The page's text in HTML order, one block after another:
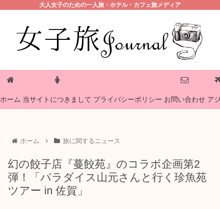
大人女子のための一人旅・ホテル・カフェ旅メディア
ホーム 当サイトにつきまして プライバシーポリシー お問い合わせ ア
ホーム 旅に関するニュース
幻の餃子店『蔓餃苑』のコラボ企画第2
弾！「パラダイス山元さんと行く珍魚苑
ツアー in 佐賀」